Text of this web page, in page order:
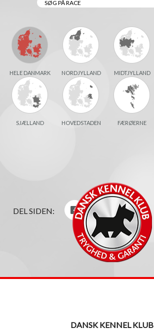
HELE DANMARK NORDJYLLAND MIDTJYLLAND
SJÆLLAND HOVEDSTADEN FÆRØERNE
DEL SIDEN:
DANSK KENNEL KLUB